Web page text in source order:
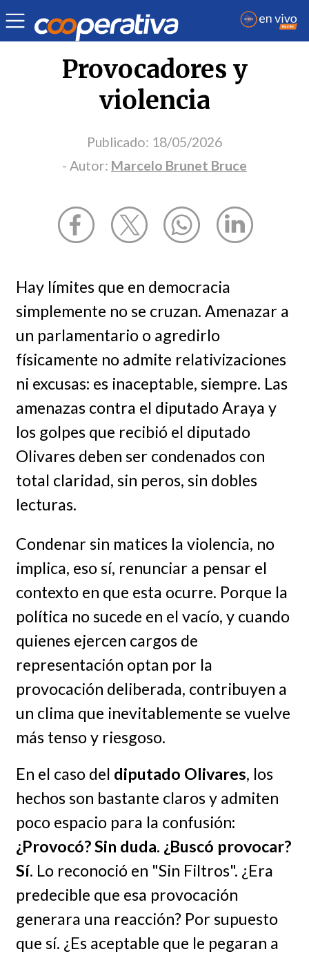
Opinión | Marcelo Brunet Bruce
Provocadores y
violencia
Publicado: 18/05/2026
- Autor: Marcelo Brunet Bruce
Hay límites que en democracia
simplemente no se cruzan. Amenazar a
un parlamentario o agredirlo
físicamente no admite relativizaciones
ni excusas: es inaceptable, siempre. Las
amenazas contra el diputado Araya y
los golpes que recibió el diputado
Olivares deben ser condenados con
total claridad, sin peros, sin dobles
lecturas.
Condenar sin matices la violencia, no
implica, eso sí, renunciar a pensar el
contexto en que esta ocurre. Porque la
política no sucede en el vacío, y cuando
quienes ejercen cargos de
representación optan por la
provocación deliberada, contribuyen a
un clima que inevitablemente se vuelve
más tenso y riesgoso.
En el caso del diputado Olivares, los
hechos son bastante claros y admiten
poco espacio para la confusión:
¿Provocó? Sin duda. ¿Buscó provocar?
Sí. Lo reconoció en "Sin Filtros". ¿Era
predecible que esa provocación
generara una reacción? Por supuesto
que sí. ¿Es aceptable que le pegaran a